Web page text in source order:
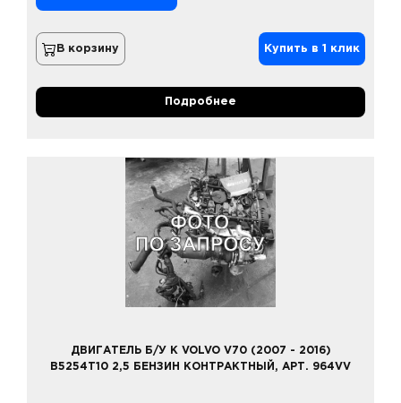
В корзину Купить в 1 клик
Подробнее
ДВИГАТЕЛЬ Б/У К VOLVO V70 (2007 - 2016)
B5254T10 2,5 БЕНЗИН КОНТРАКТНЫЙ, АРТ. 964VV